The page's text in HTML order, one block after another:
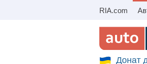
RIA.com
Збір на
Донат